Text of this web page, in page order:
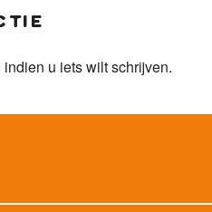
indien u iets wilt schrijven.